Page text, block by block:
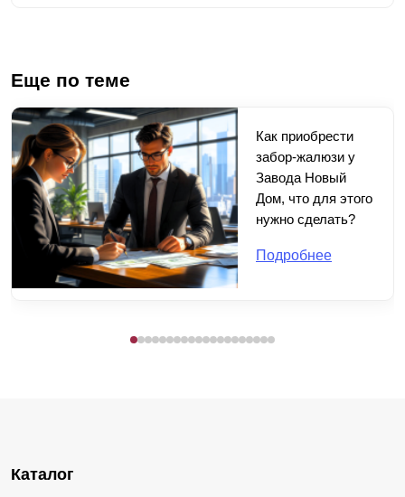
Еще по теме
Как приобрести
забор-жалюзи у
Завода Новый
Дом, что для этого
нужно сделать?
Подробнее
Каталог